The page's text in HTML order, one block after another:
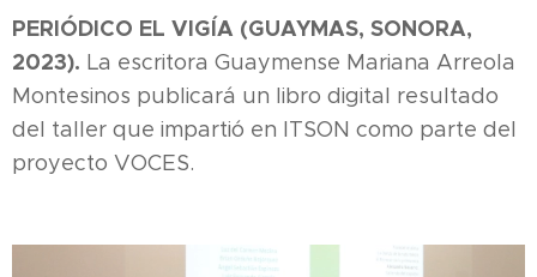
PERIÓDICO EL VIGÍA (GUAYMAS, SONORA,
2023). La escritora Guaymense Mariana Arreola
Montesinos publicará un libro digital resultado
del taller que impartió en ITSON como parte del
proyecto VOCES.